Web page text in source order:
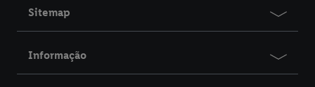
Sitemap
Informação